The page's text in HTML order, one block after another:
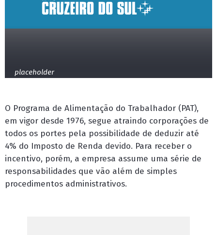
placeholder
O Programa de Alimentação do Trabalhador (PAT),
em vigor desde 1976, segue atraindo corporações de
todos os portes pela possibilidade de deduzir até
4% do Imposto de Renda devido. Para receber o
incentivo, porém, a empresa assume uma série de
responsabilidades que vão além de simples
procedimentos administrativos.